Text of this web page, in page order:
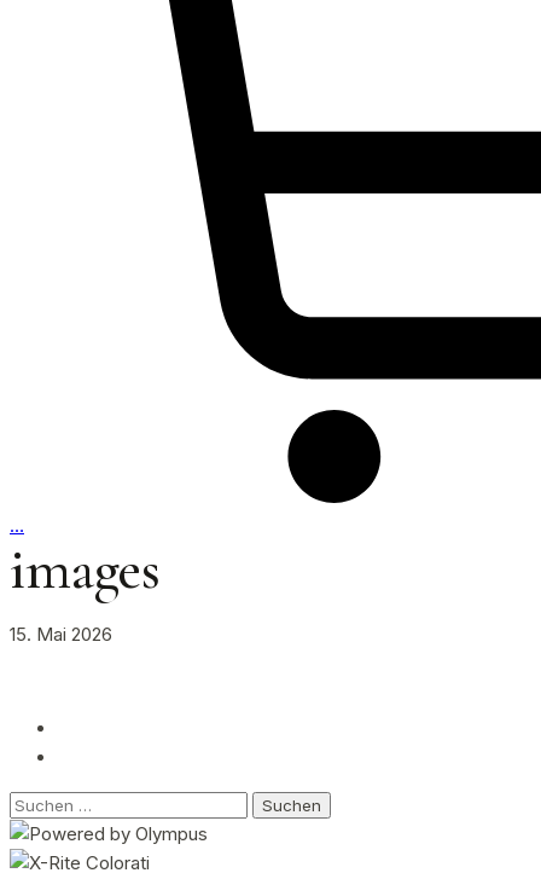
…
images
15. Mai 2026
Suchen
nach: